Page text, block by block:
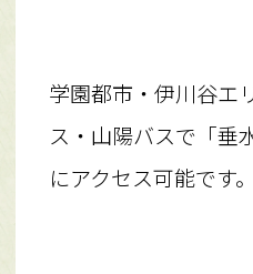
学園都市・伊川谷エ
ス・山陽バスで「垂
にアクセス可能です。